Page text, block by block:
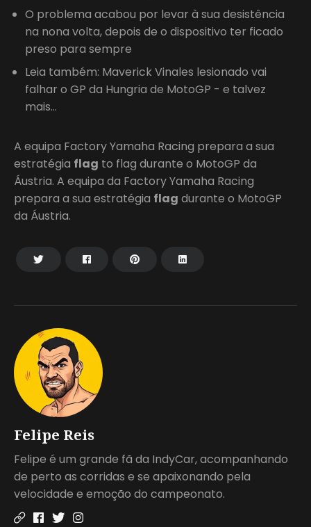
Felipe Reis
Felipe é um grande fã da IndyCar, acompanhando
de perto as corridas e se apaixonando pela
velocidade e emoção do campeonato.
O problema acabou por levar à sua desistência
na nona volta, depois de o dispositivo ter ficado
preso para sempre
Leia também: Maverick Vinales lesionado vai
falhar o GP da Hungria de MotoGP - e talvez
mais…
A equipa Factory Yamaha Racing prepara a sua
estratégia flag to flag durante o MotoGP da
Áustria. A equipa da Factory Yamaha Racing
prepara a sua estratégia flag durante o MotoGP
da Áustria.